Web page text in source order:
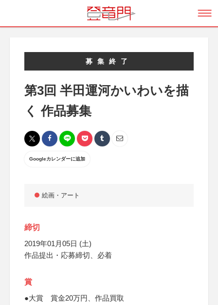
募集終了
第3回 半田運河かいわいを描
く 作品募集
Googleカレンダーに追加
絵画・アート
締切
2019年01月05日 (土)
作品提出・応募締切、必着
賞
●大賞 賞金20万円、作品買取